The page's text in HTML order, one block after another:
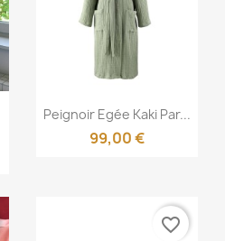
Aperçu rapide
Peignoir Egée Kaki Par...
99,00 €
favorite_border